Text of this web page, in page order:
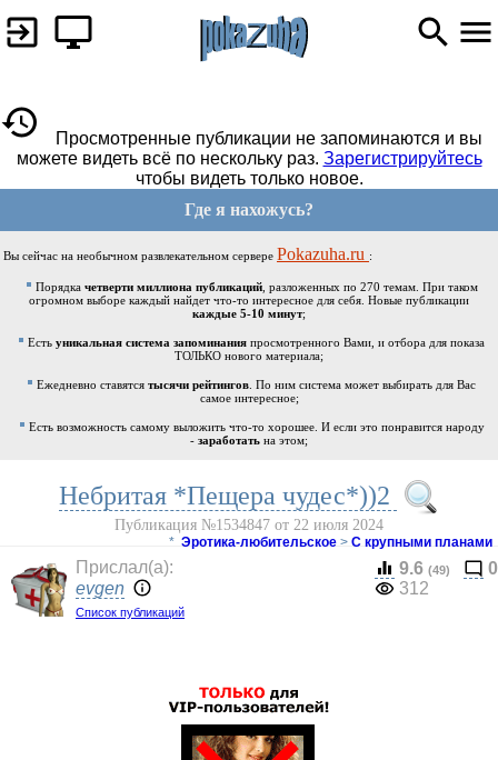
Просмотренные публикации не запоминаются и вы
можете видеть всё по нескольку раз. Зарегистрируйтесь
чтобы видеть только новое.
Где я нахожусь?
Вы сейчас на необычном развлекательном сервере Pokazuha.ru :
Порядка четверти миллиона публикаций, разложенных по 270 темам. При таком
огромном выборе каждый найдет что-то интересное для себя. Новые публикации
каждые 5-10 минут;
Есть уникальная система запоминания просмотренного Вами, и отбора для показа
ТОЛЬКО нового материала;
Ежедневно ставятся тысячи рейтингов . По ним система может выбирать для Вас
самое интересное;
Есть возможность самому выложить что-то хорошее. И если это понравится народу
- заработать на этом;
Небритая *Пещера чудес*))2
Публикация №1534847 от 22 июля 2024
* Эротика-любительское > С крупными планами
Прислал(a):
evgen
Список публикаций
9.6 (49)
0
312